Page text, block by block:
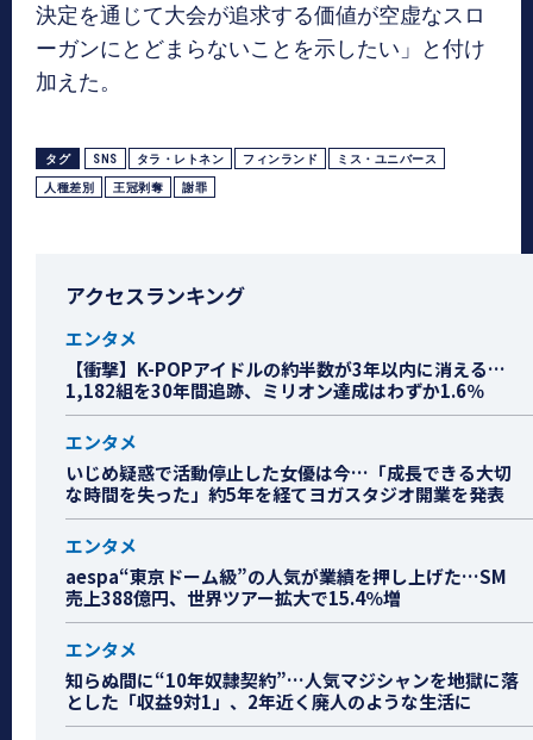
決定を通じて大会が追求する価値が空虚なスロ
ーガンにとどまらないことを示したい」と付け
加えた。
タグ SNS タラ・レトネン フィンランド ミス・ユニバース
人種差別 王冠剥奪 謝罪
アクセスランキング
エンタメ
【衝撃】K-POPアイドルの約半数が3年以内に消える…
1,182組を30年間追跡、ミリオン達成はわずか1.6％
エンタメ
いじめ疑惑で活動停止した女優は今…「成長できる大切
な時間を失った」約5年を経てヨガスタジオ開業を発表
エンタメ
aespa“東京ドーム級”の人気が業績を押し上げた…SM
売上388億円、世界ツアー拡大で15.4％増
エンタメ
知らぬ間に“10年奴隷契約”…人気マジシャンを地獄に落
とした「収益9対1」、2年近く廃人のような生活に